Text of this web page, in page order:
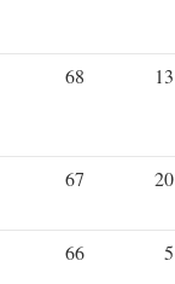
68 13
67 20
66 5